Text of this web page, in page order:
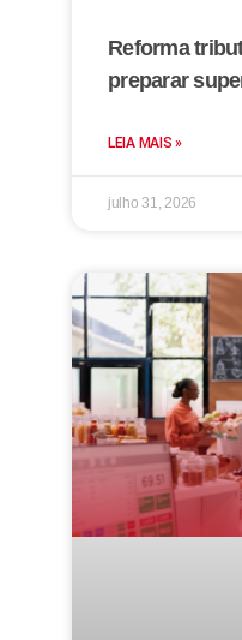
Reforma
preparar
LEIA MAIS »
julho 31, 2026